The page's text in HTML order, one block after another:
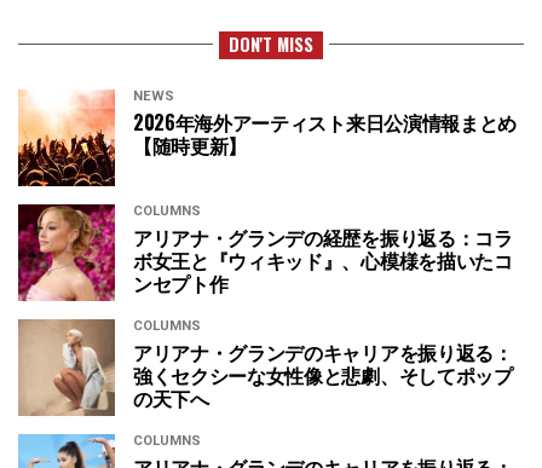
DON'T MISS
NEWS
2026年海外アーティスト来日公演情報まとめ
【随時更新】
COLUMNS
アリアナ・グランデの経歴を振り返る：コラ
ボ女王と『ウィキッド』、心模様を描いたコ
ンセプト作
COLUMNS
アリアナ・グランデのキャリアを振り返る：
強くセクシーな女性像と悲劇、そしてポップ
の天下へ
COLUMNS